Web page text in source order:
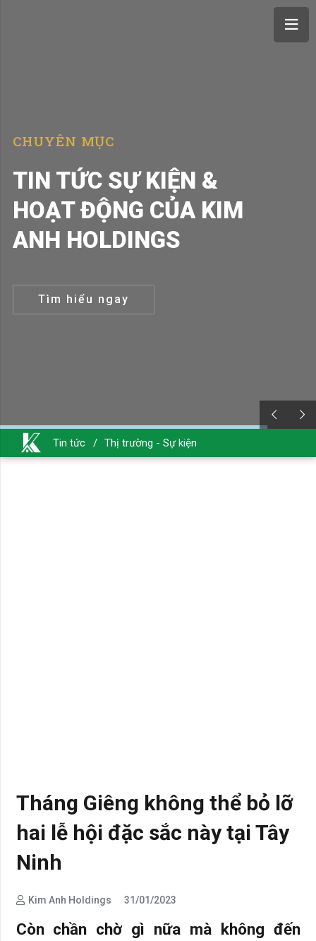
TIN TỨC SỰ KIỆN &
HOẠT ĐỘNG CỦA KIM
ANH HOLDINGS
CHUYÊN MỤC
Tìm hiểu ngay
Tin tức / Thị trường - Sự kiện
Tháng Giêng không thể bỏ lỡ
hai lễ hội đặc sắc này tại Tây
Ninh
Kim Anh Holdings 31/01/2023
Còn chần chờ gì nữa mà không đến